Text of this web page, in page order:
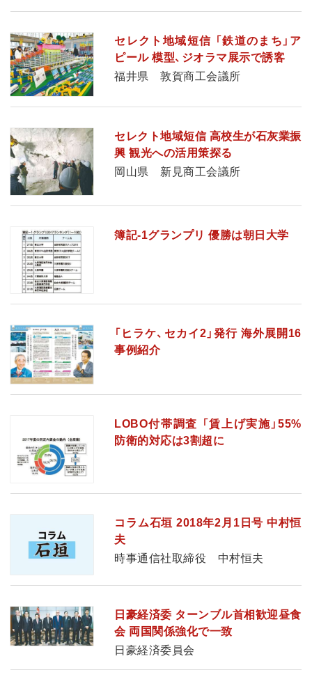
セレクト地域短信 「鉄道のまち」ア
ピール 模型、ジオラマ展示で誘客
福井県 敦賀商工会議所
セレクト地域短信 高校生が石灰業振
興 観光への活用策探る
岡山県 新見商工会議所
簿記-1グランプリ 優勝は朝日大学
「ヒラケ、セカイ2」発行 海外展開16
事例紹介
LOBO付帯調査 「賃上げ実施」55%
防衛的対応は3割超に
コラム石垣 2018年2月1日号 中村恒
夫
時事通信社取締役 中村恒夫
日豪経済委 ターンブル首相歓迎昼食
会 両国関係強化で一致
日豪経済委員会